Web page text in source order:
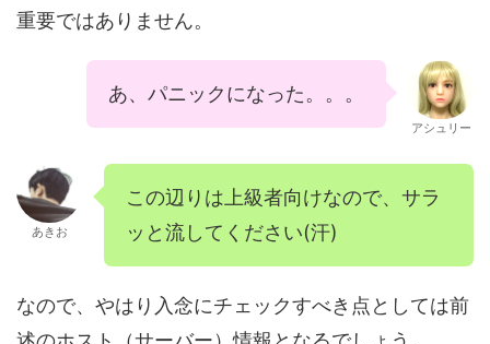
重要ではありません。
あ、パニックになった。。。
アシュリー
あきお
この辺りは上級者向けなので、サラ
ッと流してください(汗)
なので、やはり入念にチェックすべき点としては前